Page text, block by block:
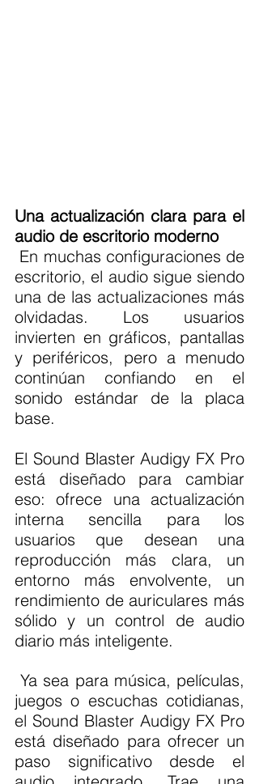
Una actualización clara para el
audio de escritorio moderno
escritorio, el audio sigue siendo
una de las actualizaciones más
olvidadas. Los usuarios
invierten en gráficos, pantallas
y periféricos, pero a menudo
continúan confiando en el
sonido estándar de la placa
base.
El Sound Blaster Audigy FX Pro
está diseñado para cambiar
eso: ofrece una actualización
interna sencilla para los
usuarios que desean una
reproducción más clara, un
entorno más envolvente, un
rendimiento de auriculares más
sólido y un control de audio
diario más inteligente.
Ya sea para música, películas,
juegos o escuchas cotidianas,
el Sound Blaster Audigy FX Pro
está diseñado para ofrecer un
paso significativo desde el